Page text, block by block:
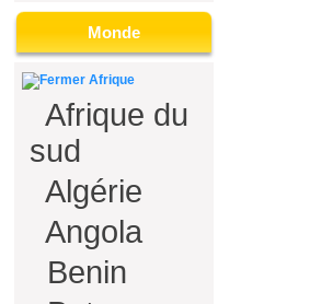
Monde
Afrique
Afrique du
sud
Algérie
Angola
Benin